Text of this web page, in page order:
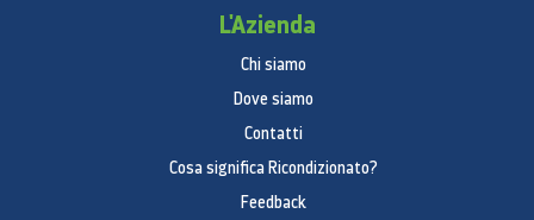
L'Azienda
Chi siamo
Dove siamo
Contatti
Cosa significa Ricondizionato?
Feedback